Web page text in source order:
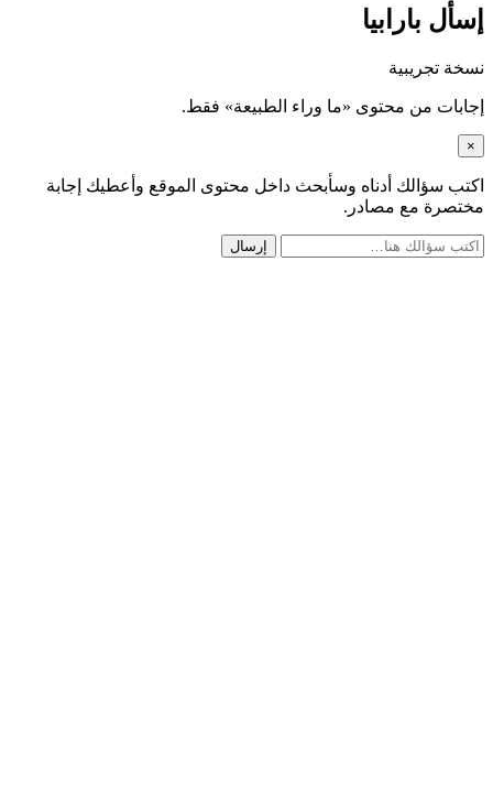
من محتوى «ما وراء الطبيعة» فقط.
أدناه وسأبحث داخل محتوى الموقع وأعطيك إجابة
مع مصادر.